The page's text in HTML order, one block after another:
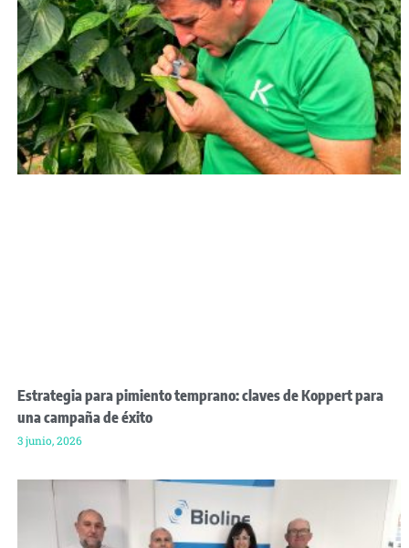
Estrategia para pimiento temprano: claves de Koppert para
una campaña de éxito
3 junio, 2026